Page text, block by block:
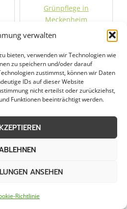
verwalten
bieten, verwenden wir Technologien wie
zu speichern und/oder darauf
zustimmst, können wir Daten
IDs auf dieser Website
nicht erteilst oder zurückziehst,
Funktionen beeinträchtigt werden.
ANSEHEN
Richtlinie
Grünpflege in
Meckenheim
am Rhein
Grünpflege in Mülheim
Grünpflege in Nideggen